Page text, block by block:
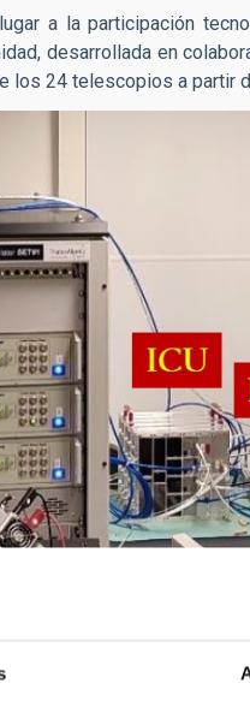
a la participación
desarrollada en
24 telescopios a